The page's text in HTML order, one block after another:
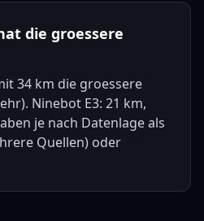
die groessere
34 km die groessere
Ninebot E3: 21 km,
je nach Datenlage als
Quellen) oder